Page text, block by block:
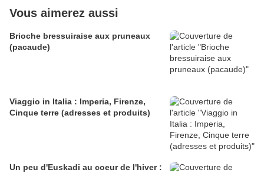
Vous aimerez aussi
Brioche bressuiraise aux pruneaux
(pacaude)
Viaggio in Italia : Imperia, Firenze,
Cinque terre (adresses et produits)
Un peu d'Euskadi au coeur de l'hiver :